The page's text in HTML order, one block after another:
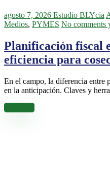
agosto 7, 2026 Estudio BLYcia
Medios, PYMES No comments
Planificación fiscal
eficiencia para
En el campo, la diferencia entre
en la anticipación. Claves y